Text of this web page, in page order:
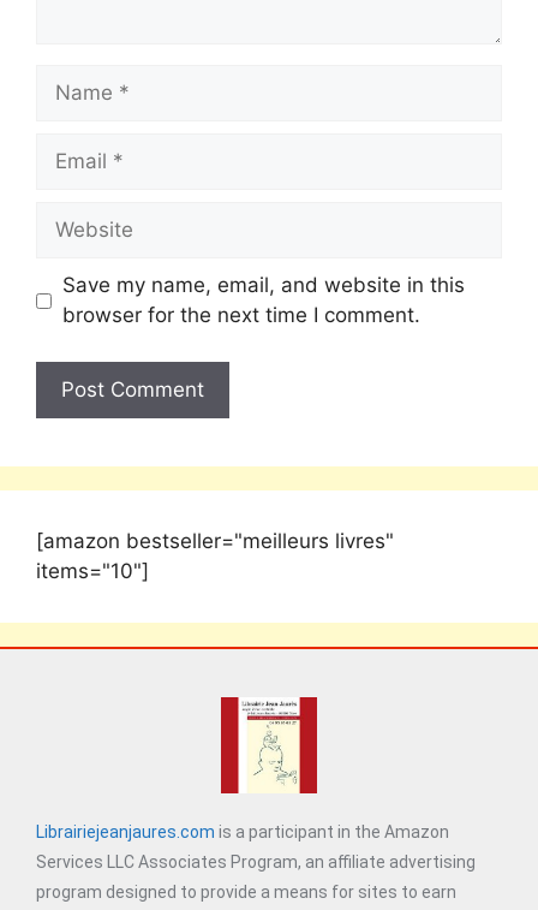
Save my name, email, and website in this
browser for the next time I comment.
[amazon bestseller="meilleurs livres"
items="10"]
Librairiejeanjaures.com is a participant in the Amazon
Services LLC Associates Program, an affiliate advertising
program designed to provide a means for sites to earn